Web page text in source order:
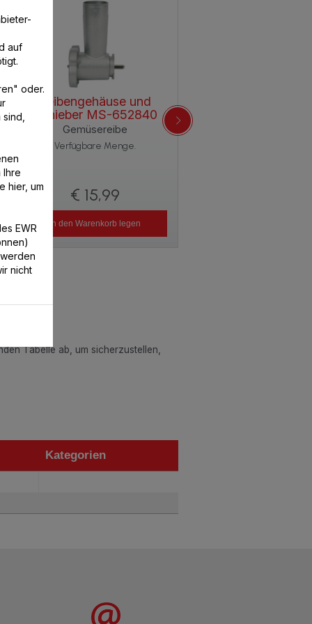
Schieber MS-652840
Gemüsereibe
Verfügbare Menge.
€ 15,99
In den Warenkorb legen
Tabelle ab, um sicherzustellen,
Kategorien
auf
oder.
Ihre
hier, um
EWR
nicht